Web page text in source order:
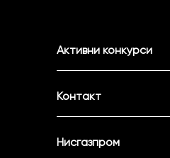
Активни конкурси
Контакт
Нисгазпром